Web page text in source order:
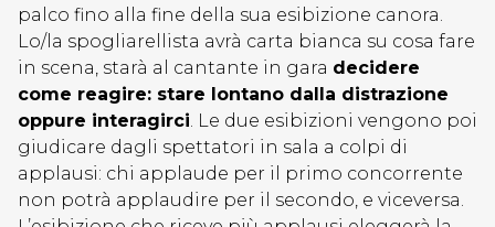
palco fino alla fine della sua esibizione canora.
Lo/la spogliarellista avrà carta bianca su cosa fare
in scena, starà al cantante in gara decidere
come reagire: stare lontano dalla distrazione
oppure interagirci. Le due esibizioni vengono poi
giudicare dagli spettatori in sala a colpi di
applausi: chi applaude per il primo concorrente
non potrà applaudire per il secondo, e viceversa.